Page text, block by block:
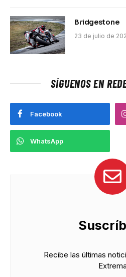
Bridgestone
23 de julio de
SÍGUENOS EN
Facebook
WhatsApp
Recibe las últimas
Extrema